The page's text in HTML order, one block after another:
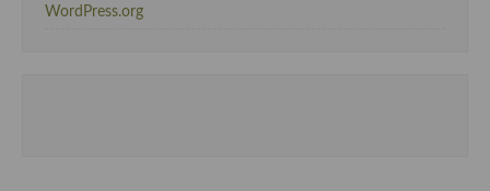
WordPress.org